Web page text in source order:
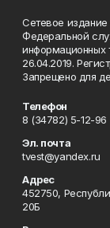
Сетевое
Федеральной
информационных
26.04.2019.
Запрещено для
Телефон
8 (34782) 5-12-96
Эл. почта
tvest@yandex.ru
Адрес
452750,
20Б